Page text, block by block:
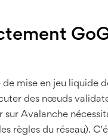
mise en jeu liquide
des nœuds
sur Avalanche
règles du réseau).